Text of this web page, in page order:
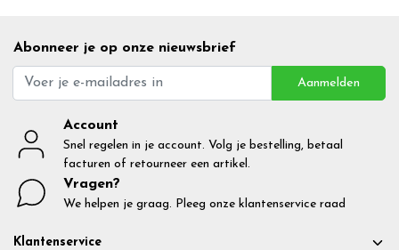
Abonneer je op onze nieuwsbrief
Aanmelden
Account
Snel regelen in je account. Volg je bestelling, betaal
facturen of retourneer een artikel.
Vragen?
We helpen je graag. Pleeg onze klantenservice raad
Klantenservice